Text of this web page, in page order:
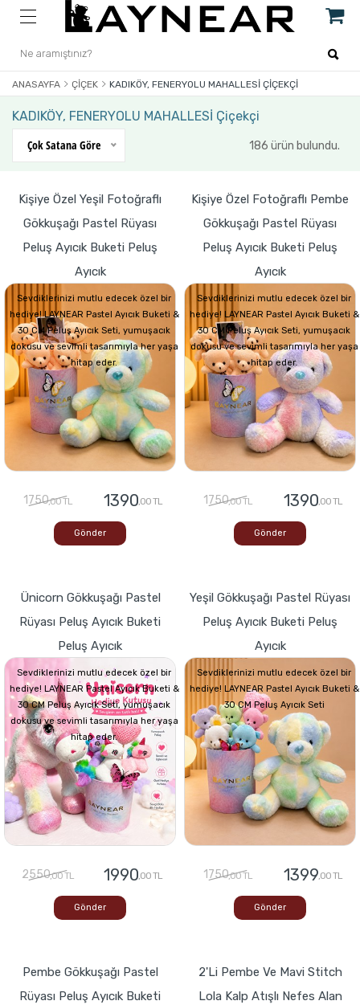
ANASAYFA ÇIÇEK KADIKÖY, FENERYOLU MAHALLESİ ÇIÇEKÇI
KADIKÖY, FENERYOLU MAHALLESİ Çiçekçi
Çok Satana Göre
186 ürün bulundu.
Kişiye Özel Yeşil Fotoğraflı
Gökkuşağı Pastel Rüyası
Peluş Ayıcık Buketi Peluş
Ayıcık
Sevdiklerinizi mutlu edecek özel bir
hediye! LAYNEAR Pastel Ayıcık Buketi &
30 CM Peluş Ayıcık Seti, yumuşacık
dokusu ve sevimli tasarımıyla her yaşa
hitap eder.
1750,00 TL 1390,00 TL
Gönder
Kişiye Özel Fotoğraflı Pembe
Gökkuşağı Pastel Rüyası
Peluş Ayıcık Buketi Peluş
Ayıcık
Sevdiklerinizi mutlu edecek özel bir
hediye! LAYNEAR Pastel Ayıcık Buketi &
30 CM Peluş Ayıcık Seti, yumuşacık
dokusu ve sevimli tasarımıyla her yaşa
hitap eder.
1750,00 TL 1390,00 TL
Gönder
Ünicorn Gökkuşağı Pastel
Rüyası Peluş Ayıcık Buketi
Peluş Ayıcık
Sevdiklerinizi mutlu edecek özel bir
hediye! LAYNEAR Pastel Ayıcık Buketi &
30 CM Peluş Ayıcık Seti, yumuşacık
dokusu ve sevimli tasarımıyla her yaşa
hitap eder.
2550,00 TL 1990,00 TL
Gönder
Yeşil Gökkuşağı Pastel Rüyası
Peluş Ayıcık Buketi Peluş
Ayıcık
Sevdiklerinizi mutlu edecek özel bir
hediye! LAYNEAR Pastel Ayıcık Buketi &
30 CM Peluş Ayıcık Seti
1750,00 TL 1399,00 TL
Gönder
Pembe Gökkuşağı Pastel
Rüyası Peluş Ayıcık Buketi
2'li Pembe Ve Mavi Stitch
Lola Kalp Atışlı Nefes Alan